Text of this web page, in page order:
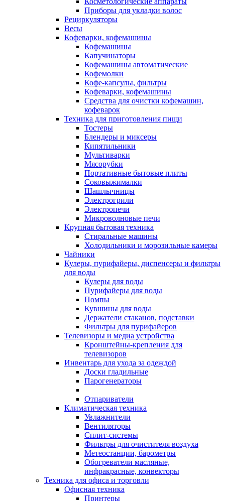
Приборы для укладки волос
Рециркуляторы
Весы
Кофеварки, кофемашины
Кофемашины
Капучинаторы
Кофемашины автоматические
Кофемолки
Кофе-капсулы, фильтры
Кофеварки, кофемашины
Средства для очистки кофемашин,
кофеварок
Техника для приготовления пищи
Тостеры
Блендеры и миксеры
Кипятильники
Мультиварки
Мясорубки
Портативные бытовые плиты
Соковыжималки
Шашлычницы
Электрогрили
Электропечи
Микроволновые печи
Крупная бытовая техника
Стиральные машины
Холодильники и морозильные камеры
Чайники
Кулеры, пурифайеры, диспенсеры и фильтры
для воды
Кулеры для воды
Пурифайеры для воды
Помпы
Кувшины для воды
Держатели стаканов, подставки
Фильтры для пурифайеров
Телевизоры и медиа устройства
Кронштейны-крепления для
телевизоров
Инвентарь для ухода за одеждой
Доски гладильные
Парогенераторы
Отпариватели
Климатическая техника
Увлажнители
Вентиляторы
Сплит-системы
Фильтры для очистителя воздуха
Метеостанции, барометры
Обогреватели масляные,
инфракрасные, конвекторы
Техника для офиса и торговли
Офисная техника
Принтеры